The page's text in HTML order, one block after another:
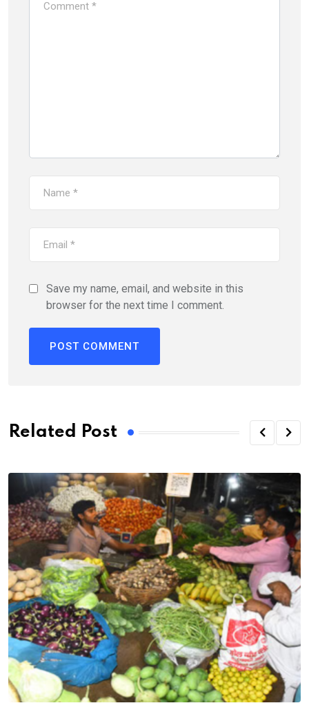
Save my name, email, and website in this
browser for the next time I comment.
Related Post